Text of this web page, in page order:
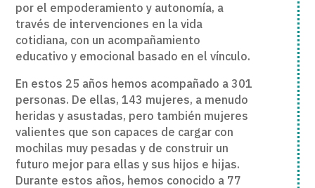
por el empoderamiento y autonomía, a
través de intervenciones en la vida
cotidiana, con un acompañamiento
educativo y emocional basado en el vínculo.
En estos 25 años hemos acompañado a 301
personas. De ellas, 143 mujeres, a menudo
heridas y asustadas, pero también mujeres
valientes que son capaces de cargar con
mochilas muy pesadas y de construir un
futuro mejor para ellas y sus hijos e hijas.
Durante estos años, hemos conocido a 77